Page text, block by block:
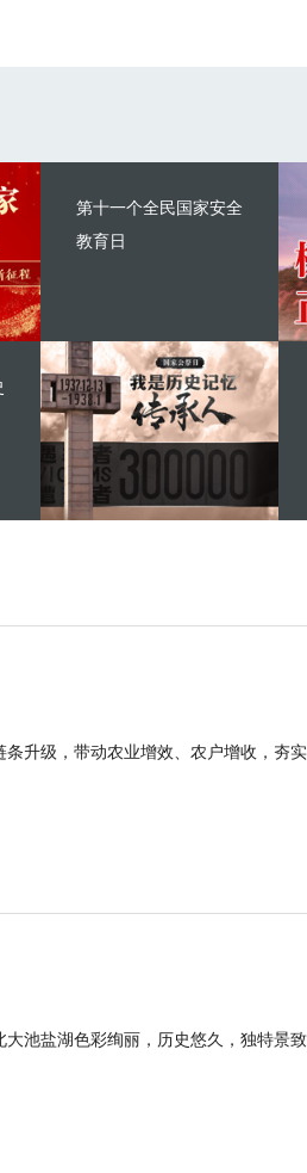
第十一个全民国家安全
教育日
升级，带动农业增效、农户增收，夯
池盐湖色彩绚丽，历史悠久，独特景